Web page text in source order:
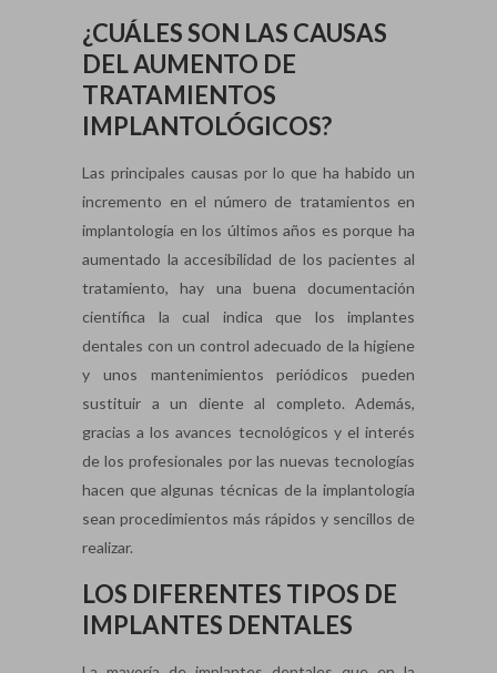
¿CUÁLES SON LAS CAUSAS
DEL AUMENTO DE
TRATAMIENTOS
IMPLANTOLÓGICOS?
Las principales causas por lo que ha habido un
incremento en el número de tratamientos en
implantología en los últimos años es porque ha
aumentado la accesibilidad de los pacientes al
tratamiento, hay una buena documentación
científica la cual indica que los implantes
dentales con un control adecuado de la higiene
y unos mantenimientos periódicos pueden
sustituir a un diente al completo. Además,
gracias a los avances tecnológicos y el interés
de los profesionales por las nuevas tecnologías
hacen que algunas técnicas de la implantología
sean procedimientos más rápidos y sencillos de
realizar.
LOS DIFERENTES TIPOS DE
IMPLANTES DENTALES